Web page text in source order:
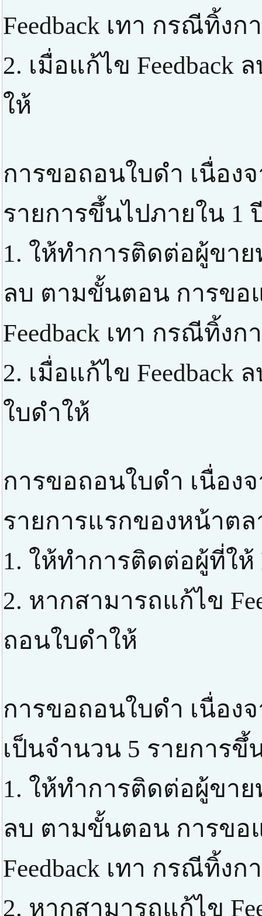
Feedback เทา กรณีทิ้งก
2. เมื่อแก้ไข
ให้
การขอถอนใบดำ เนื่อง
รายการขึ้นไปภายใน 1
1. ให้ทำการติดต่อผู้ขาย
ลบ ตามขั้นตอน การขอแ
Feedback เทา กรณีทิ้งก
2. เมื่อแก้ไข
ใบดำให้
การขอถอนใบดำ เนื่องจ
รายการแรกของหน้าตล
1. ให้ทำการติดต่อผู้ที่ให้
2. หากสามารถแก้ไข
ถอนใบดำให้
การขอถอนใบดำ เนื่อง
เป็นจำนวน 5 รายการขึ้
1. ให้ทำการติดต่อผู้ขาย
ลบ ตามขั้นตอน การขอแ
Feedback เทา กรณีทิ้ง
2. หากสามารถแก้ไข